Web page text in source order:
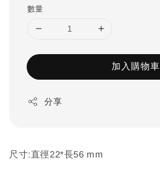
數量
加入購物車
分享
尺寸:直徑22*長56 mm